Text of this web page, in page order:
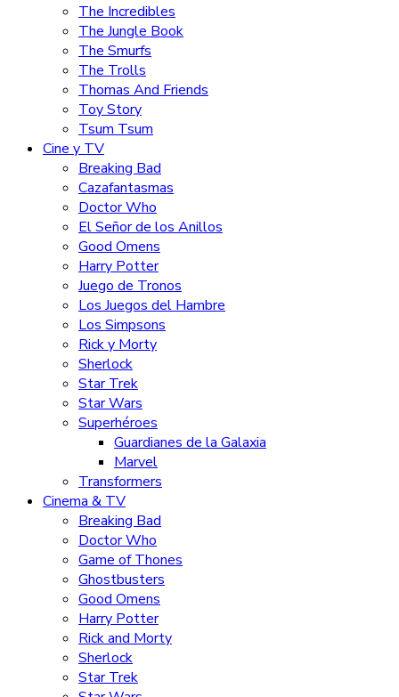
The Incredibles
The Jungle Book
The Smurfs
The Trolls
Thomas And Friends
Toy Story
Tsum Tsum
Cine y TV
Breaking Bad
Cazafantasmas
Doctor Who
El Señor de los Anillos
Good Omens
Harry Potter
Juego de Tronos
Los Juegos del Hambre
Los Simpsons
Rick y Morty
Sherlock
Star Trek
Star Wars
Superhéroes
Guardianes de la Galaxia
Marvel
Transformers
Cinema & TV
Breaking Bad
Doctor Who
Game of Thones
Ghostbusters
Good Omens
Harry Potter
Rick and Morty
Sherlock
Star Trek